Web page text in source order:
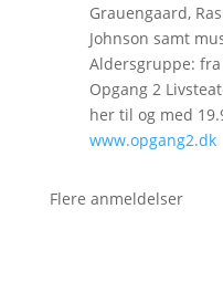
Grauengaard,
Johnson samt
Aldersgruppe:
Opgang 2
her til og med
www.opgang2.dk
Flere anmeldelser